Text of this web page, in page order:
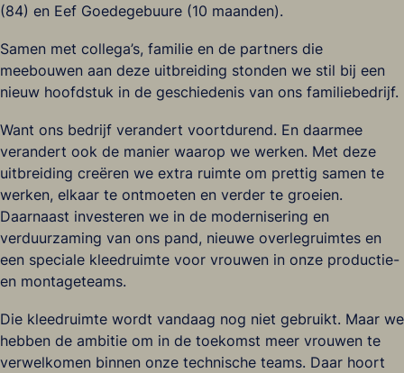
(84) en Eef Goedegebuure (10 maanden).
Samen met collega’s, familie en de partners die
meebouwen aan deze uitbreiding stonden we stil bij een
nieuw hoofdstuk in de geschiedenis van ons familiebedrijf.
Want ons bedrijf verandert voortdurend. En daarmee
verandert ook de manier waarop we werken. Met deze
uitbreiding creëren we extra ruimte om prettig samen te
werken, elkaar te ontmoeten en verder te groeien.
Daarnaast investeren we in de modernisering en
verduurzaming van ons pand, nieuwe overlegruimtes en
een speciale kleedruimte voor vrouwen in onze productie-
en montageteams.
Die kleedruimte wordt vandaag nog niet gebruikt. Maar we
hebben de ambitie om in de toekomst meer vrouwen te
verwelkomen binnen onze technische teams. Daar hoort